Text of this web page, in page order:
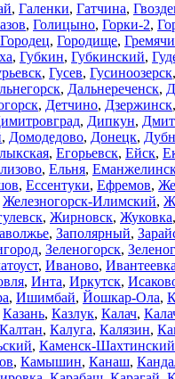
, Галенки, Гатчина,
, Голицыно, Горки-2,
Городец, Городище,
, Губкин, Губкинский,
, Гусев, Гусиноозерск,
, Дальнереченск,
, Детчино, Дзержинск,
, Дипкун,
, Домодедово, Донецк,
, Егорьевск, Ейск,
, Ельня,
, Ессентуки, Ефремов,
Железногорск-Илимский,
, Жирновск, Жуковка,
, Заполярный,
, Зеленогорск,
, Иваново, Ивантеевка
, Инта, Иркутск,
, Ишимбай, Йошкар-Ола,
Казань, Казлук, Калач,
Калтан, Калуга, Калязин,
, Каменск-Шахтинский
, Камышин, Канаш,